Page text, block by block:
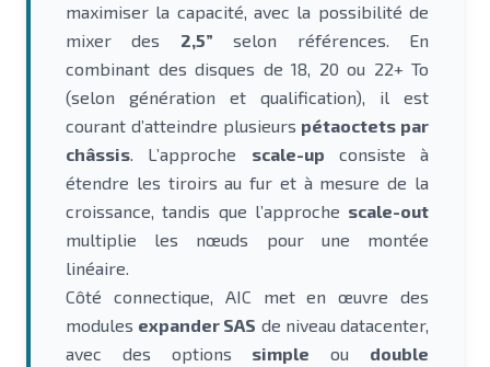
maximiser la capacité, avec la possibilité de
mixer des 2,5” selon références. En
combinant des disques de 18, 20 ou 22+ To
(selon génération et qualification), il est
courant d’atteindre plusieurs pétaoctets par
châssis. L’approche scale-up consiste à
étendre les tiroirs au fur et à mesure de la
croissance, tandis que l’approche scale-out
multiplie les nœuds pour une montée
linéaire.
Côté connectique, AIC met en œuvre des
modules expander SAS de niveau datacenter,
avec des options simple ou double